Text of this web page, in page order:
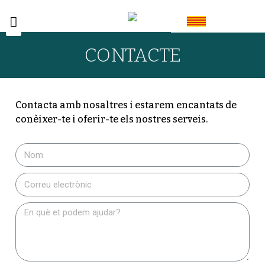
CONTACTE
Contacta amb nosaltres i estarem encantats de
conèixer-te i oferir-te els nostres serveis.